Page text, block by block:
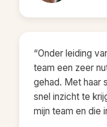
“Onder leiding
team een zeer
gehad. Met haar
snel inzicht te
mijn team en die